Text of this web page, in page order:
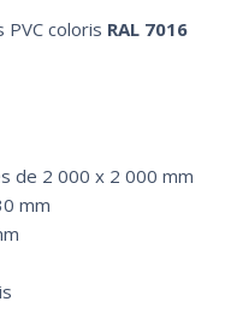
coloris RAL 7016
de 2 000 x 2 000 mm
mm